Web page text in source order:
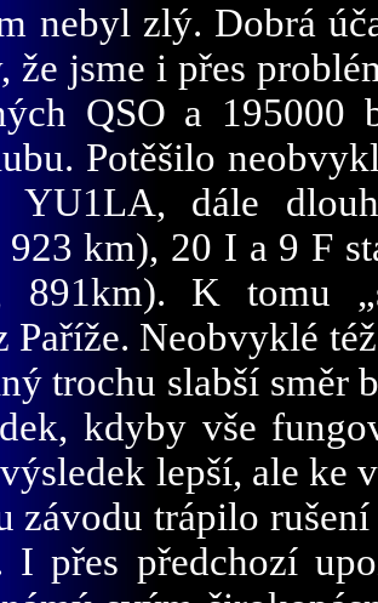
nebyl zlý. Dobrá
že jsme i přes
QSO a 195000
Potěšilo
YU1LA, dále
923 km), 20 I a 9 F
891km). K tomu
Paříže. Neobvyklé
trochu slabší směr
kdyby vše
lepší, ale ke
závodu trápilo
I přes předchozí